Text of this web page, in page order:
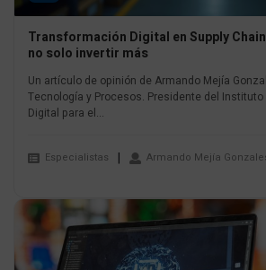
Transformación Digital en Supply
no solo invertir más
Un artículo de opinión de Armando Mejía
Tecnología y Procesos. Presidente del
Digital para el...
Especialistas Armando Mejía